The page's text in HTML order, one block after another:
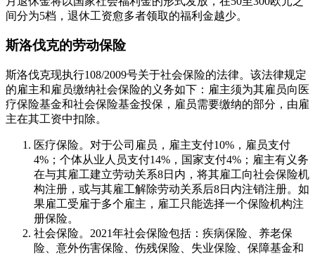
间分为5档，退休工资愈多者领取的福利金越少。
斯洛伐克的劳动保险
斯洛伐克现执行108/2009号关于社会保险的法律。该法律规定
的雇主和雇员缴纳社会保险的义务如下：雇主须为其雇员向医
疗保险基金和社会保险基金投保，雇员需要缴纳的部分，由雇
主在其工资中扣除。
医疗保险。对于公司雇员，雇主支付10%，雇员支付
4%；个体从业人员支付14%，国家支付4%；雇主有义务
在与其雇工建立劳动关系8日内，将其雇工向社会保险机
构注册，或与其雇工解除劳动关系后8日内注销注册。如
果雇工受雇于多个雇主，雇工只能选择一个保险机构注
册保险。
社会保险。2021年社会保险包括：疾病保险、养老保
险、意外伤害保险、伤残保险、失业保险、保障基金和